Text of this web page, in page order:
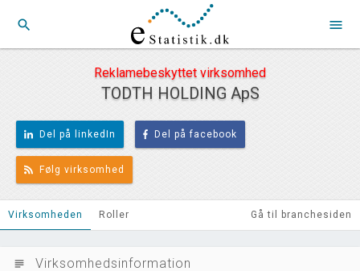
search menu
Reklamebeskyttet virksomhed
TODTH HOLDING ApS
Del på linkedIn Del på facebook
Følg virksomhed
Virksomheden Roller Gå til branchesiden
subject Virksomhedsinformation